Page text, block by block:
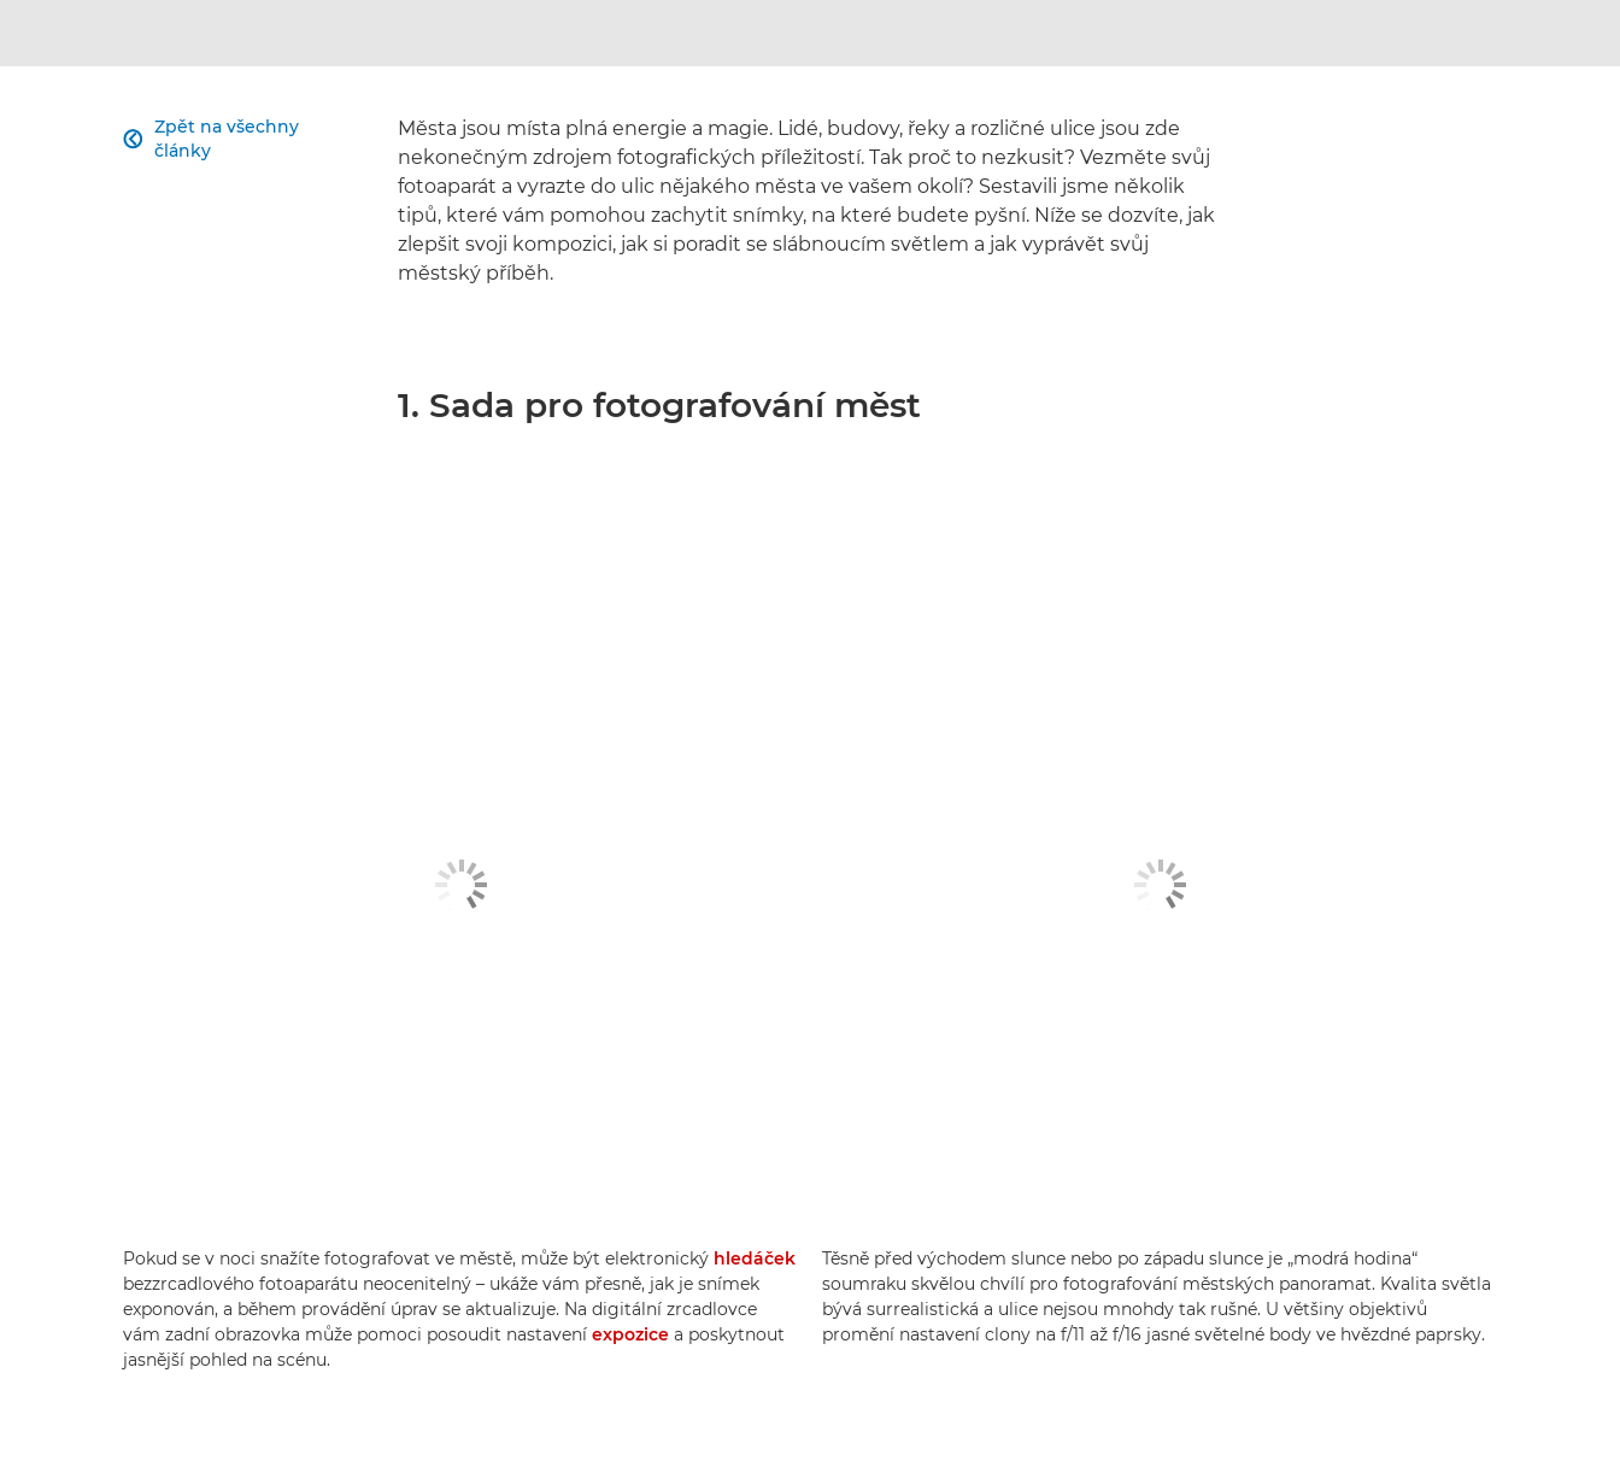
Zpět na všechny
články

Města jsou místa plná energie a magie. Lidé, budovy, řeky a rozličné ulice jsou zde
nekonečným zdrojem fotografických příležitostí. Tak proč to nezkusit? Vezměte svůj
fotoaparát a vyrazte do ulic nějakého města ve vašem okolí? Sestavili jsme několik
tipů, které vám pomohou zachytit snímky, na které budete pyšní. Níže se dozvíte, jak
zlepšit svoji kompozici, jak si poradit se slábnoucím světlem a jak vyprávět svůj
městský příběh.
1. Sada pro fotografování měst
Pokud se v noci snažíte fotografovat ve městě, může být elektronický hledáček
bezzrcadlového fotoaparátu neocenitelný – ukáže vám přesně, jak je snímek
exponován, a během provádění úprav se aktualizuje. Na digitální zrcadlovce
vám zadní obrazovka může pomoci posoudit nastavení expozice a poskytnout
jasnější pohled na scénu.
Těsně před východem slunce nebo po západu slunce je „modrá hodina“
soumraku skvělou chvílí pro fotografování městských panoramat. Kvalita světla
bývá surrealistická a ulice nejsou mnohdy tak rušné. U většiny objektivů
promění nastavení clony na f/11 až f/16 jasné světelné body ve hvězdné paprsky.